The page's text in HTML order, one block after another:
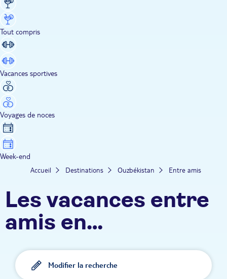
Tout compris
Vacances sportives
Voyages de noces
Week-end
Accueil Destinations Ouzbékistan Entre amis
Les vacances entre
amis en
Ouzbékistan TUI
Modifier la recherche